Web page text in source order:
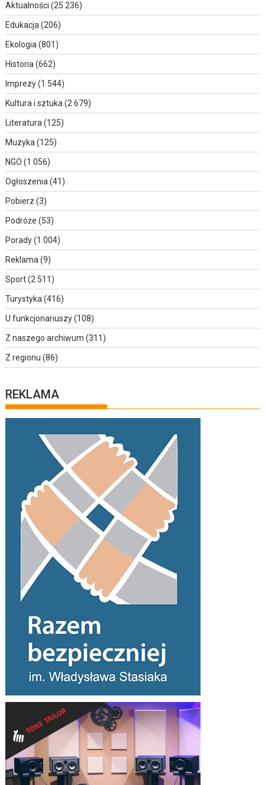
Aktualności (25 236)
Edukacja(206)
Ekologia(801)
Historia(662)
Imprezy(1 544)
Kultura i sztuka(2 679)
Literatura(125)
Muzyka(125)
NGO (1 056)
Ogłoszenia(41)
Pobierz (3)
Podróże (53)
Porady(1 004)
Reklama(9)
Sport(2 511)
Turystyka(416)
U funkcjonariuszy(108)
Z naszego archiwum (311)
Z regionu (86)
REKLAMA